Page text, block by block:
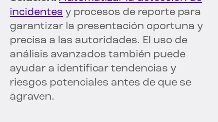
incidentes y procesos de reporte para
garantizar la presentación oportuna y
precisa a las autoridades. El uso de
análisis avanzados también puede
ayudar a identificar tendencias y
riesgos potenciales antes de que se
agraven.